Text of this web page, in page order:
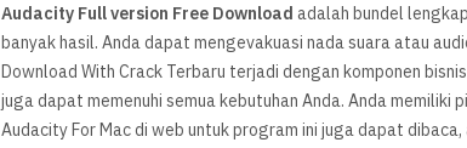
Audacity Full version Free Downloadadalah bundel
banyak hasil. Anda dapat mengevakuasi nada suara atau
Download With Crack Terbaru terjadi dengan komponen
juga dapat memenuhi semua kebutuhan Anda. Anda memiliki
Audacity For Mac di web untuk program ini juga dapat